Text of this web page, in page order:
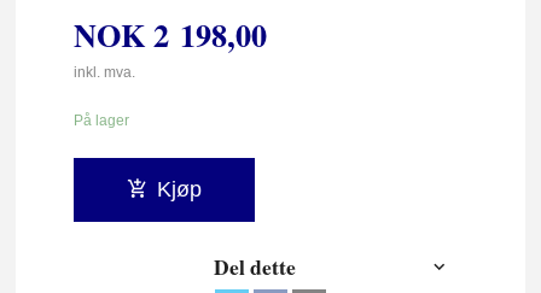
NOK2 198,00
inkl. mva.
På lager
Kjøp
Del dette